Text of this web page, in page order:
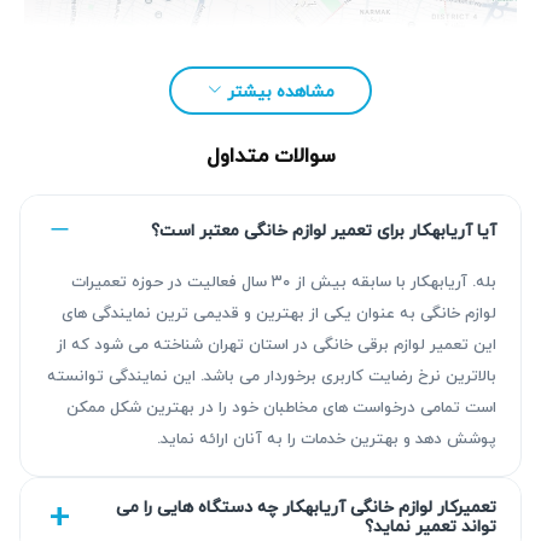
مزیت‌ آریابهکار برای تعمیر مسواک برقی در
اصفهان
با بیش از ۳۰ سال سابقه، آریابهکار خدماتی قابل اعتماد با
همراه با گارانتی کتبی ۹۰ روز تا ۴۵۰ روز هستند تا شما خیالی
مشاهده بیشتر
سوالات متداول
آیا آریابهکار برای تعمیر لوازم خانگی معتبر است؟
بله. آریابهکار با سابقه بیش از ۳۰ سال فعالیت در حوزه تعمیرات
لوازم خانگی به عنوان یکی از بهترین و قدیمی ترین نمایندگی های
این تعمیر لوازم برقی خانگی در استان تهران شناخته می شود که از
بالاترین نرخ رضایت کاربری برخوردار می باشد. این نمایندگی توانسته
است تمامی درخواست های مخاطبان خود را در بهترین شکل ممکن
پوشش دهد و بهترین خدمات را به آنان ارائه نماید.
تعمیرکار لوازم خانگی آریابهکار چه دستگاه هایی را می
تواند تعمیر نماید؟